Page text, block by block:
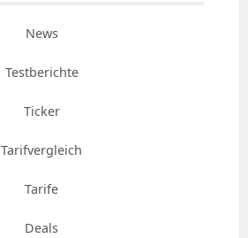
News
Testberichte
Ticker
Tarifvergleich
Tarife
Deals